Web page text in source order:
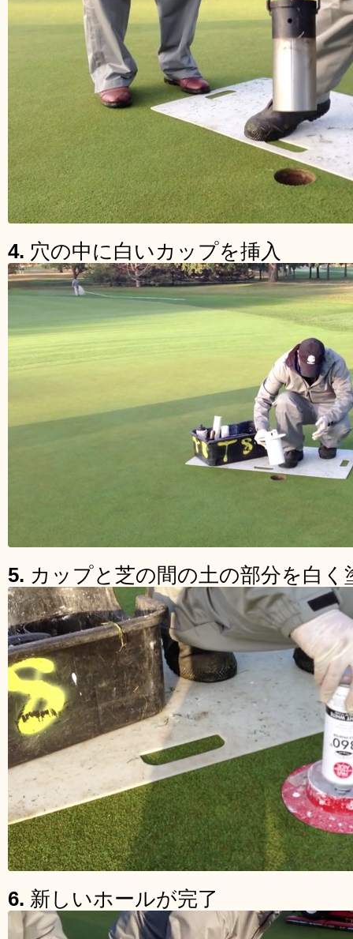
4. 穴の中に白いカップを挿入
5. カップと芝の間の土の部分を白く
6. 新しいホールが完了